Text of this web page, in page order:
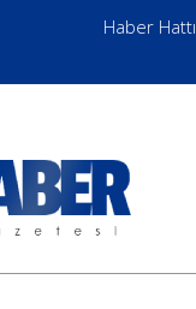
Haber